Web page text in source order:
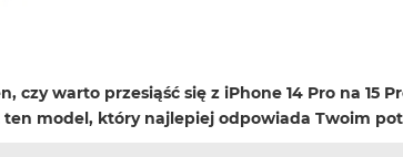
warto przesiąść się z iPhone 14 Pro na 15
ten model, który najlepiej odpowiada Twoim